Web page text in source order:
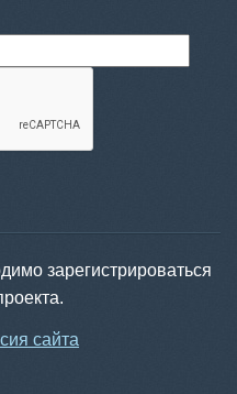
зарегистрироваться
сайта